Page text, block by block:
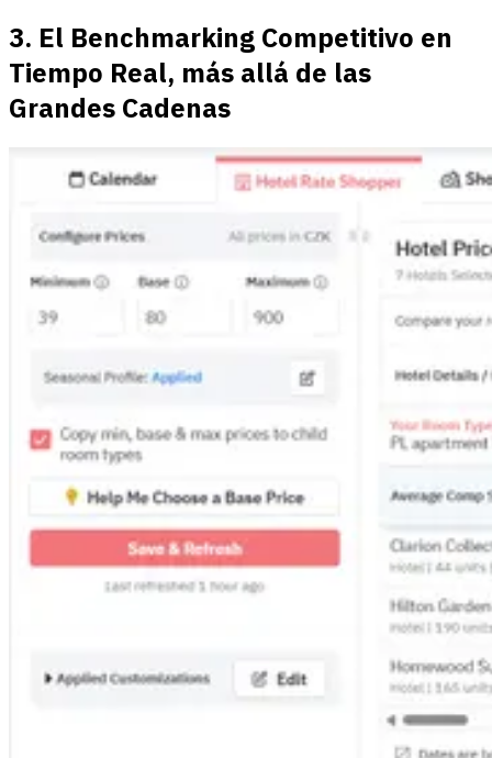
3. El Benchmarking Competitivo en
Tiempo Real, más allá de las
Grandes Cadenas